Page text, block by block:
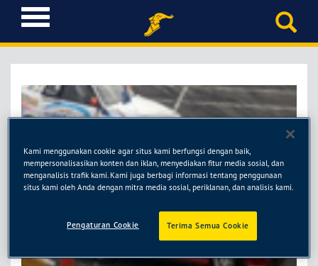
T
o
g
g
e
n
a
i
g
a
Kami menggunakan cookie agar situs kami berfungsi dengan baik,
mempersonalisasikan konten dan iklan, menyediakan fitur media sosial, dan
menganalisis trafik kami. Kami juga berbagi informasi tentang penggunaan
situs kami oleh Anda dengan mitra media sosial, periklanan, dan analisis kami.
Terima Semua Cookie
Pengaturan Cookie